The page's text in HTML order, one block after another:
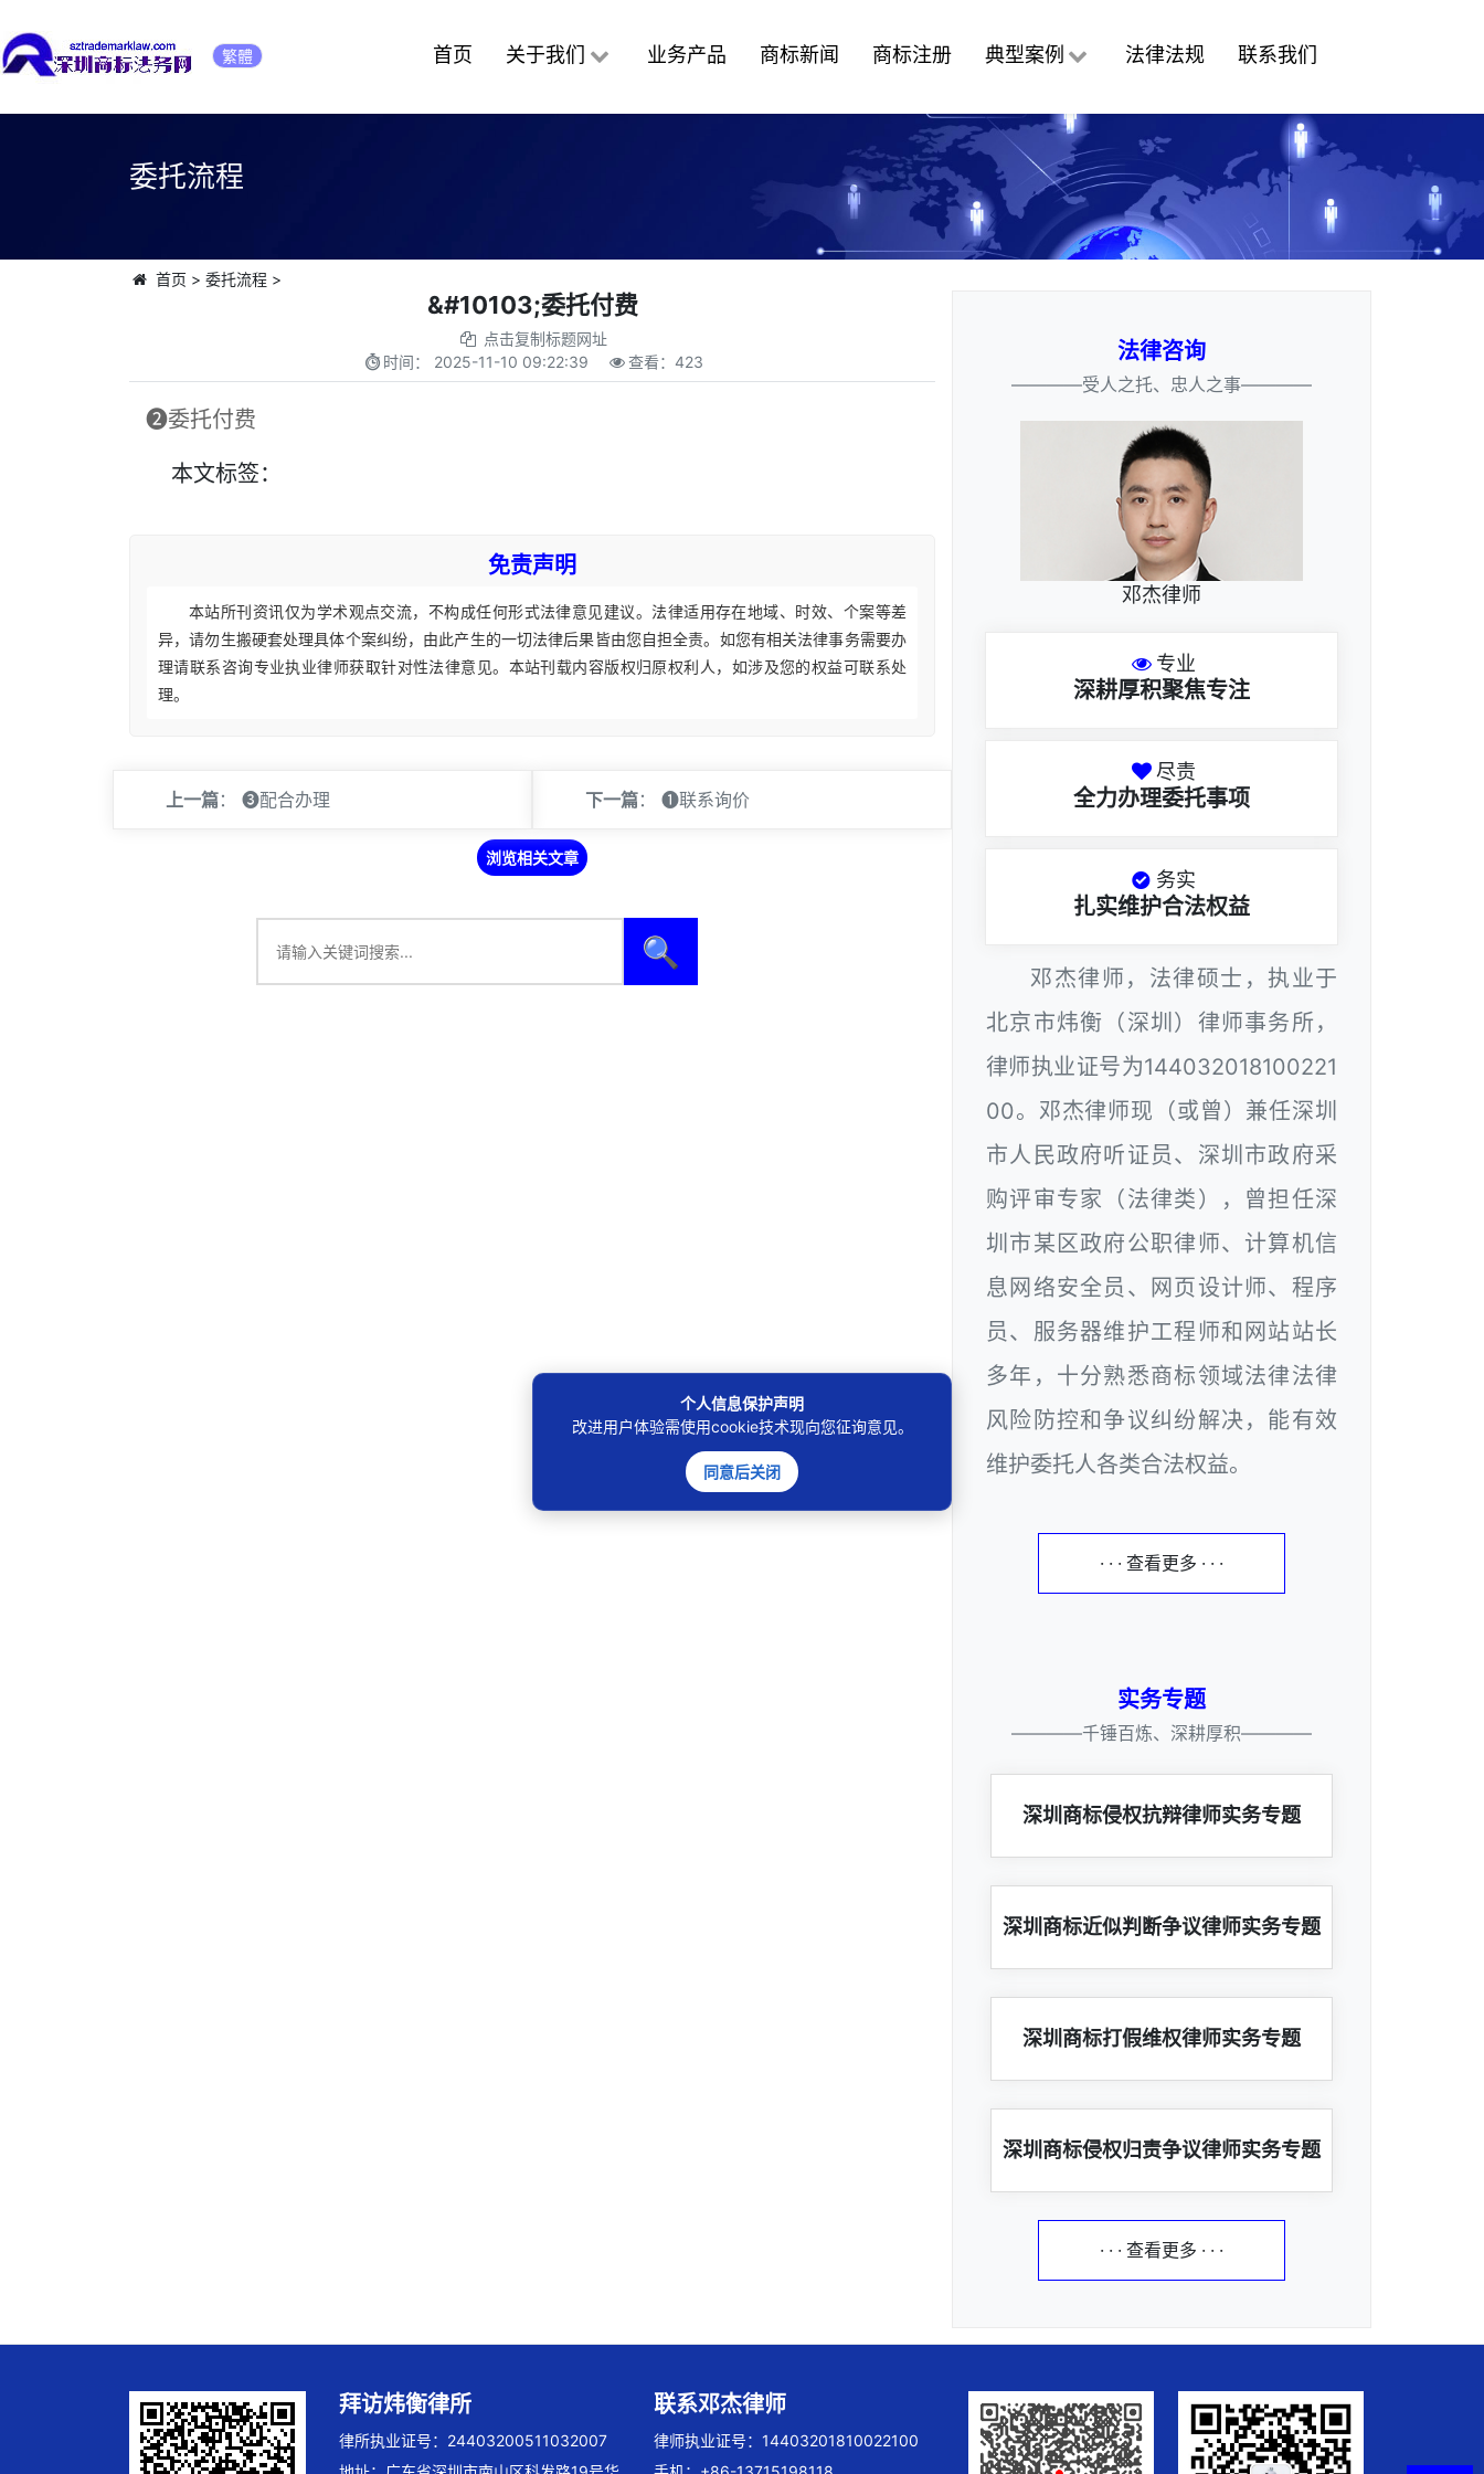
繁體 首页 关于我们 业务产品 商标新闻 商标注册 典型案例 法律法规 联系我们
委托流程
首页 > 委托流程>
&#10103;委托付费
点击复制标题网址
时间： 2025-11-10 09:22:39 查看： 423
❷委托付费
本文标签：
免责声明
本站所刊资讯仅为学术观点交流，不构成任何形式法律意见建议。法律适用存在地域、时效、个案等差
异，请勿生搬硬套处理具体个案纠纷，由此产生的一切法律后果皆由您自担全责。如您有相关法律事务需要办
理请联系咨询专业执业律师获取针对性法律意见。本站刊载内容版权归原权利人，如涉及您的权益可联系处
理。
上一篇： ❸配合办理 下一篇： ❶联系询价
浏览相关文章
🔍
法律咨询
————受人之托、忠人之事————
邓杰律师
专业
深耕厚积聚焦专注
尽责
全力办理委托事项
务实
扎实维护合法权益
邓杰律师，法律硕士，执业于
北京市炜衡（深圳）律师事务所，
律师执业证号为144032018100221
00。邓杰律师现（或曾）兼任深圳
市人民政府听证员、深圳市政府采
购评审专家（法律类），曾担任深
圳市某区政府公职律师、计算机信
息网络安全员、网页设计师、程序
员、服务器维护工程师和网站站长
多年，十分熟悉商标领域法律法律
风险防控和争议纠纷解决，能有效
维护委托人各类合法权益。
· · · 查看更多 · · ·
实务专题
————千锤百炼、深耕厚积————
深圳商标侵权抗辩律师实务专题
深圳商标近似判断争议律师实务专题
深圳商标打假维权律师实务专题
深圳商标侵权归责争议律师实务专题
· · · 查看更多 · · ·
拜访炜衡律所
律所执业证号：24403200511032007
联系邓杰律师
律师执业证号：14403201810022100
个人信息保护声明
改进用户体验需使用cookie技术现向您征询意见。
同意后关闭